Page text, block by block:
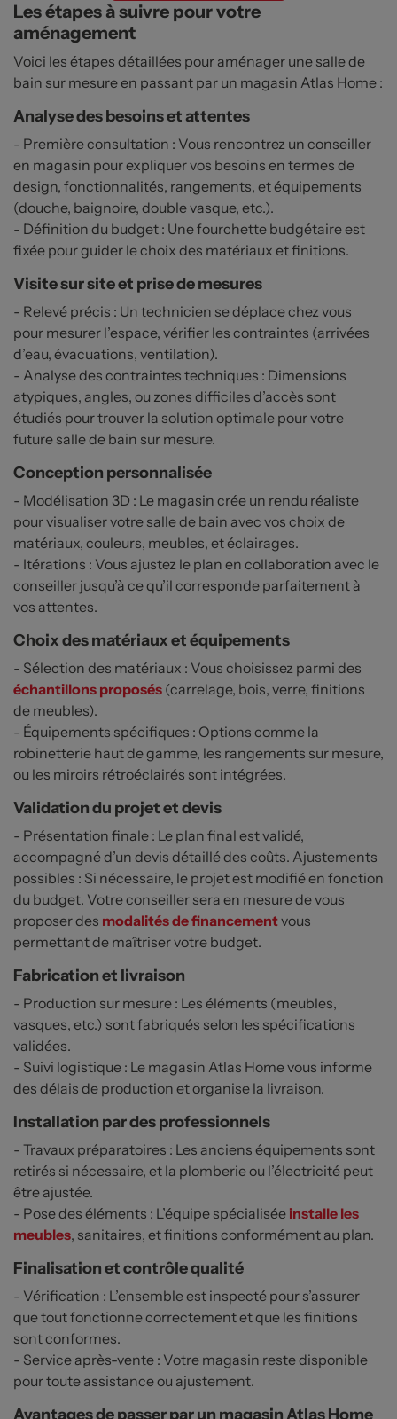
Les étapes à suivre pour votre
aménagement
Voici les étapes détaillées pour aménager une salle de
bain sur mesure en passant par un magasin Atlas Home :
Analyse des besoins et attentes
- Première consultation : Vous rencontrez un conseiller
en magasin pour expliquer vos besoins en termes de
design, fonctionnalités, rangements, et équipements
(douche, baignoire, double vasque, etc.).
- Définition du budget : Une fourchette budgétaire est
fixée pour guider le choix des matériaux et finitions.
Visite sur site et prise de mesures
- Relevé précis : Un technicien se déplace chez vous
pour mesurer l’espace, vérifier les contraintes (arrivées
d’eau, évacuations, ventilation).
- Analyse des contraintes techniques : Dimensions
atypiques, angles, ou zones difficiles d’accès sont
étudiés pour trouver la solution optimale pour votre
future salle de bain sur mesure.
Conception personnalisée
- Modélisation 3D : Le magasin crée un rendu réaliste
pour visualiser votre salle de bain avec vos choix de
matériaux, couleurs, meubles, et éclairages.
- Itérations : Vous ajustez le plan en collaboration avec le
conseiller jusqu’à ce qu’il corresponde parfaitement à
vos attentes.
Choix des matériaux et équipements
- Sélection des matériaux : Vous choisissez parmi des
échantillons proposés (carrelage, bois, verre, finitions
de meubles).
- Équipements spécifiques : Options comme la
robinetterie haut de gamme, les rangements sur mesure,
ou les miroirs rétroéclairés sont intégrées.
Validation du projet et devis
- Présentation finale : Le plan final est validé,
accompagné d’un devis détaillé des coûts. Ajustements
possibles : Si nécessaire, le projet est modifié en fonction
du budget. Votre conseiller sera en mesure de vous
proposer des modalités de financementvous
permettant de maîtriser votre budget.
Fabrication et livraison
- Production sur mesure : Les éléments (meubles,
vasques, etc.) sont fabriqués selon les spécifications
validées.
- Suivi logistique : Le magasin Atlas Home vous informe
des délais de production et organise la livraison.
Installation par des professionnels
- Travaux préparatoires : Les anciens équipements sont
retirés si nécessaire, et la plomberie ou l’électricité peut
être ajustée.
- Pose des éléments : L’équipe spécialisée installe les
meubles, sanitaires, et finitions conformément au plan.
Finalisation et contrôle qualité
- Vérification : L’ensemble est inspecté pour s’assurer
que tout fonctionne correctement et que les finitions
sont conformes.
- Service après-vente : Votre magasin reste disponible
pour toute assistance ou ajustement.
Avantages de passer par un magasin Atlas Home